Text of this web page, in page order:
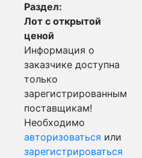
Раздел:
Лот с открытой
ценой
Информация о
заказчике доступна
только
зарегистрированным
поставщикам!
Необходимо
авторизоваться или
зарегистрироваться